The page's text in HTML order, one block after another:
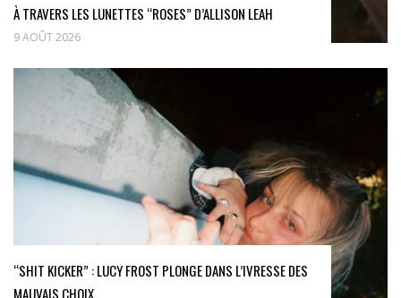
À TRAVERS LES LUNETTES “ROSES” D’ALLISON LEAH
9 AOÛT 2026
“SHIT KICKER” : LUCY FROST PLONGE DANS L’IVRESSE DES
MAUVAIS CHOIX